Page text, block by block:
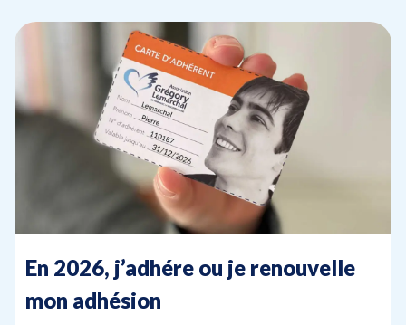
En 2026, j’adhére ou je renouvelle
mon adhésion